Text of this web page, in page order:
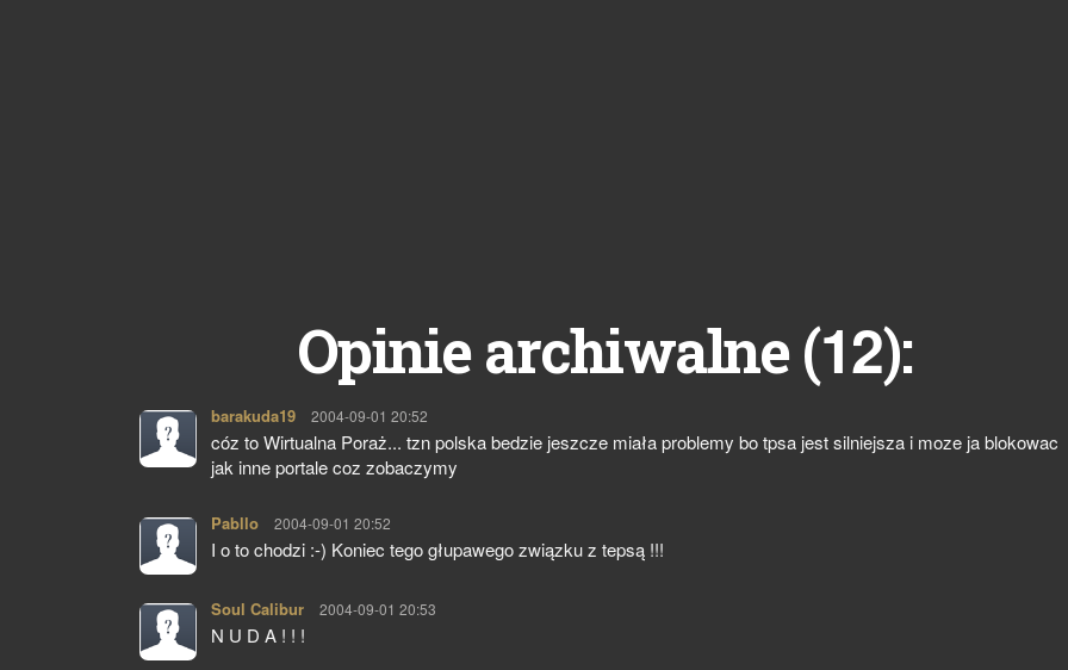
Opinie archiwalne (12):
barakuda19 pisze:
2004-09-01 20:52
cóz to Wirtualna Poraż... tzn polska bedzie jeszcze miała problemy bo tpsa jest silniejsza i moze ja blokowac
jak inne portale coz zobaczymy
Pabllo pisze:
2004-09-01 20:52
I o to chodzi :-) Koniec tego głupawego związku z tepsą !!!
Soul Calibur pisze:
2004-09-01 20:53
N U D A ! ! !